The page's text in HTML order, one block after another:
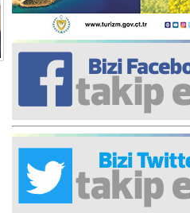
Ali KİŞMİR
FIRSAT VE KORKU
Turgut ÇALICI
İki Lakırdı da benden!
Yrd. Doç. Ercan HOŞKARA
Yatırım Yapmazsan Var Olamazsın:
Hedefteki Kurum Kıb-Tek
Rana Sarro
Başıma gelen skandal olayı